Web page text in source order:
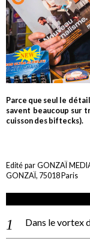
Parce que seul le
savent beaucoup sur
cuisson des biftecks).
Edité par GONZAÏ
GONZAÏ, 75018 Paris
Dans le vortex